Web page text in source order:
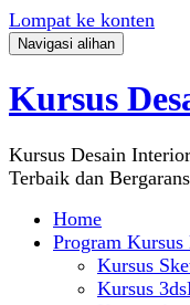
Lompat ke konten
Navigasi alihan
Kursus
Kursus Desain
Terbaik dan
Home
Program
Kursus
Kursus